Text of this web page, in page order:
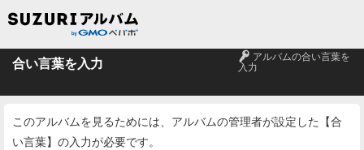
合い言葉を入力 🔑 アルバムの合い言葉を
入力
このアルバムを見るためには、アルバムの管理者が設定した【合
い言葉】の入力が必要です。